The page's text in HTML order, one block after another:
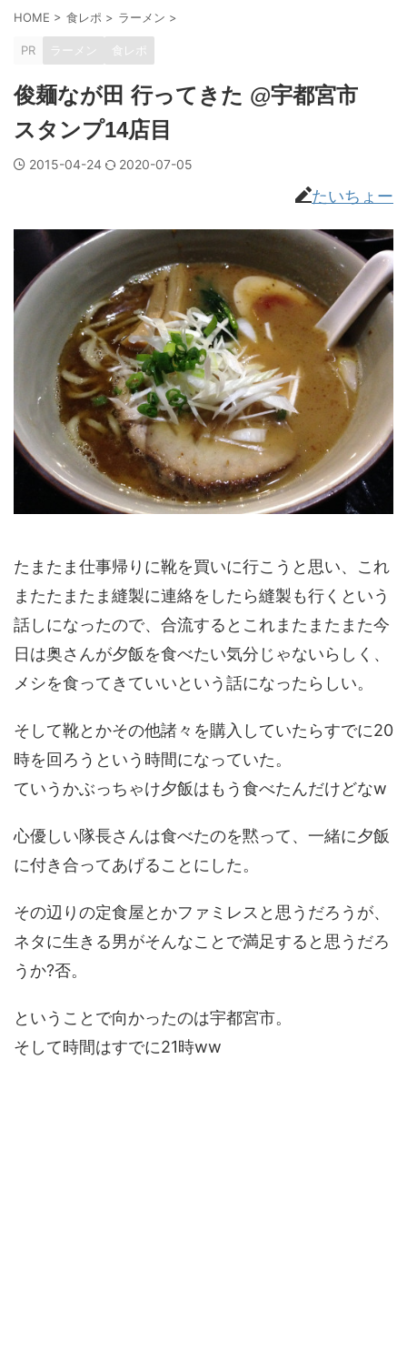
HOME > 食レポ > ラーメン >
PR ラーメン 食レポ
俊麺なが田 行ってきた @宇都宮市
スタンプ14店目
2015-04-24 2020-07-05
たいちょー
たまたま仕事帰りに靴を買いに行こうと思い、これ
またたまたま縫製に連絡をしたら縫製も行くという
話しになったので、合流するとこれまたまたまた今
日は奥さんが夕飯を食べたい気分じゃないらしく、
メシを食ってきていいという話になったらしい。
そして靴とかその他諸々を購入していたらすでに20
時を回ろうという時間になっていた。
ていうかぶっちゃけ夕飯はもう食べたんだけどなw
心優しい隊長さんは食べたのを黙って、一緒に夕飯
に付き合ってあげることにした。
その辺りの定食屋とかファミレスと思うだろうが、
ネタに生きる男がそんなことで満足すると思うだろ
うか?否。
ということで向かったのは宇都宮市。
そして時間はすでに21時ww